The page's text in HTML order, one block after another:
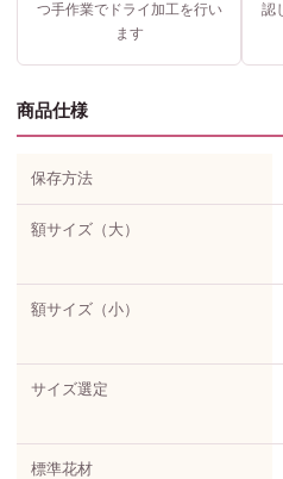
つ手作業でドライ加工を行い
ます
認
商品仕様
保存方法
額サイズ（大）
額サイズ（小）
サイズ選定
標準花材